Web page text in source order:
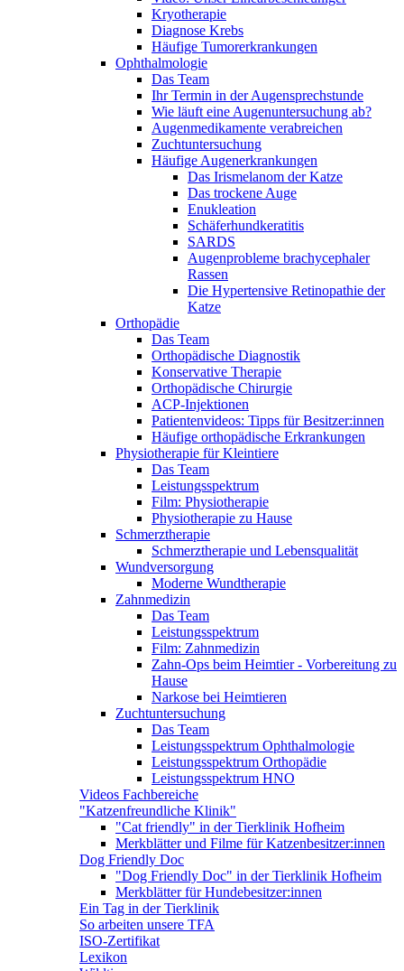
Kryotherapie
Diagnose Krebs
Häufige Tumorerkrankungen
Ophthalmologie
Das Team
Ihr Termin in der Augensprechstunde
Wie läuft eine Augenuntersuchung ab?
Augenmedikamente verabreichen
Zuchtuntersuchung
Häufige Augenerkrankungen
Das Irismelanom der Katze
Das trockene Auge
Enukleation
Schäferhundkeratitis
SARDS
Augenprobleme brachycephaler
Rassen
Die Hypertensive Retinopathie der
Katze
Orthopädie
Das Team
Orthopädische Diagnostik
Konservative Therapie
Orthopädische Chirurgie
ACP-Injektionen
Patientenvideos: Tipps für Besitzer:innen
Häufige orthopädische Erkrankungen
Physiotherapie für Kleintiere
Das Team
Leistungsspektrum
Film: Physiotherapie
Physiotherapie zu Hause
Schmerztherapie
Schmerztherapie und Lebensqualität
Wundversorgung
Moderne Wundtherapie
Zahnmedizin
Das Team
Leistungsspektrum
Film: Zahnmedizin
Zahn-Ops beim Heimtier - Vorbereitung zu
Hause
Narkose bei Heimtieren
Zuchtuntersuchung
Das Team
Leistungsspektrum Ophthalmologie
Leistungsspektrum Orthopädie
Leistungsspektrum HNO
Videos Fachbereiche
"Katzenfreundliche Klinik"
"Cat friendly" in der Tierklinik Hofheim
Merkblätter und Filme für Katzenbesitzer:innen
Dog Friendly Doc
"Dog Friendly Doc" in der Tierklinik Hofheim
Merkblätter für Hundebesitzer:innen
Ein Tag in der Tierklinik
So arbeiten unsere TFA
ISO-Zertifikat
Lexikon